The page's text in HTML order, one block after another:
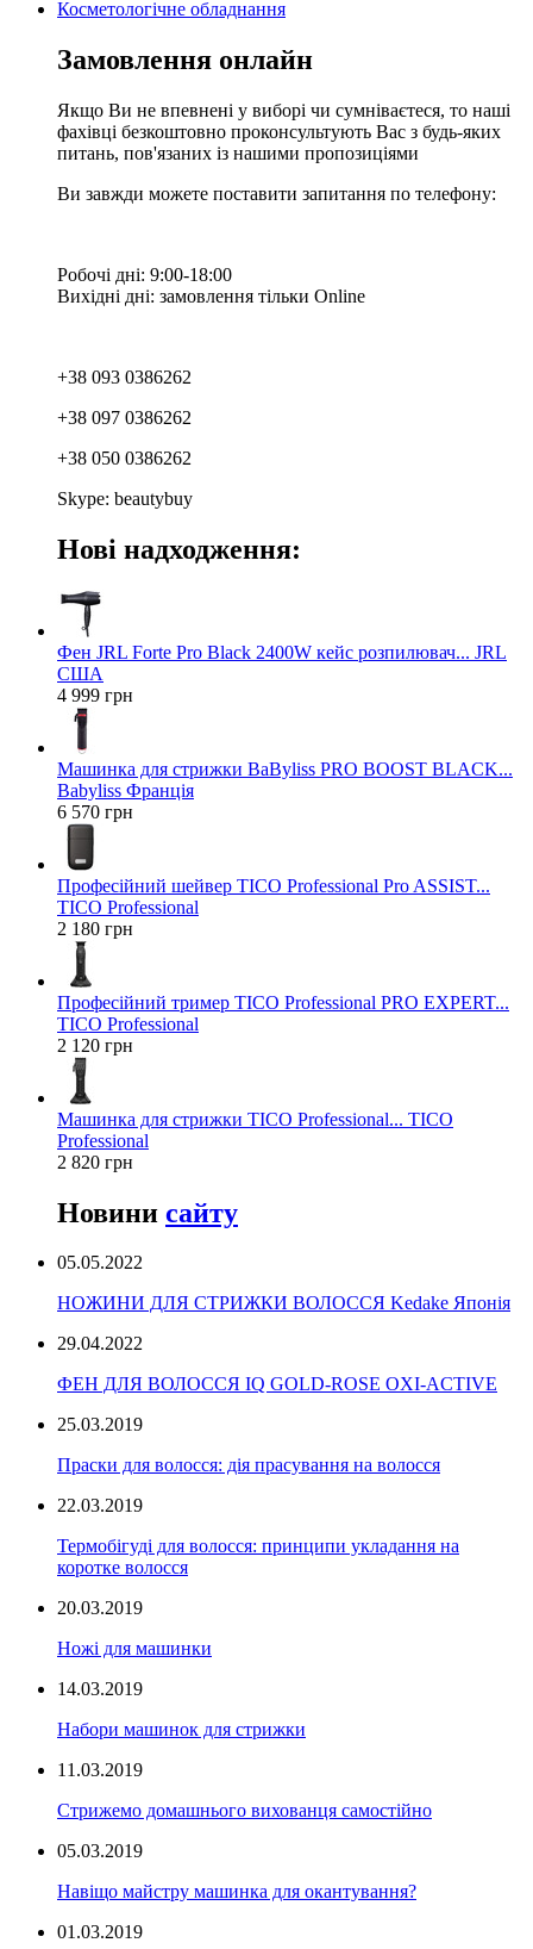
Косметологічне обладнання
Замовлення онлайн
Якщо Ви не впевнені у виборі чи сумніваєтеся, то наші
фахівці безкоштовно проконсультують Вас з будь-яких
питань, пов'язаних із нашими пропозиціями
Ви завжди можете поставити запитання по телефону:
Робочі дні: 9:00-18:00
Вихідні дні: замовлення тільки Online
+38 093 0386262
+38 097 0386262
+38 050 0386262
Skype: beautybuy
Нові надходження:
Фен JRL Forte Pro Black 2400W кейс розпилювач... JRL
США
4 999 грн
Машинка для стрижки BaByliss PRO BOOST BLACK...
Babyliss Франція
6 570 грн
Професійний шейвер TICO Professional Pro ASSIST...
TICO Professional
2 180 грн
Професійний тример TICO Professional PRO EXPERT...
TICO Professional
2 120 грн
Машинка для стрижки TICO Professional... TICO
Professional
2 820 грн
Новини сайту
05.05.2022
НОЖИНИ ДЛЯ СТРИЖКИ ВОЛОССЯ Kedake Японія
29.04.2022
ФЕН ДЛЯ ВОЛОССЯ IQ GOLD-ROSE OXI-ACTIVE
25.03.2019
Праски для волосся: дія прасування на волосся
22.03.2019
Термобігуді для волосся: принципи укладання на
коротке волосся
20.03.2019
Ножі для машинки
14.03.2019
Набори машинок для стрижки
11.03.2019
Стрижемо домашнього вихованця самостійно
05.03.2019
Навіщо майстру машинка для окантування?
01.03.2019